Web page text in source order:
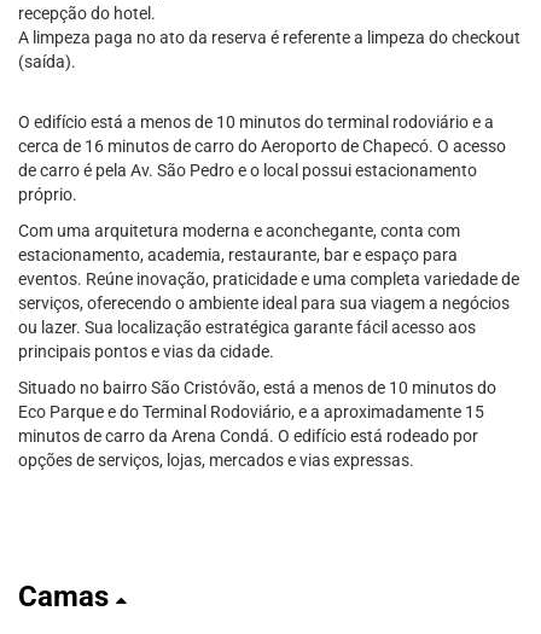
recepção do hotel.
A limpeza paga no ato da reserva é referente a limpeza do checkout
(saída).
O edifício está a menos de 10 minutos do terminal rodoviário e a
cerca de 16 minutos de carro do Aeroporto de Chapecó. O acesso
de carro é pela Av. São Pedro e o local possui estacionamento
próprio.
Com uma arquitetura moderna e aconchegante, conta com
estacionamento, academia, restaurante, bar e espaço para
eventos. Reúne inovação, praticidade e uma completa variedade de
serviços, oferecendo o ambiente ideal para sua viagem a negócios
ou lazer. Sua localização estratégica garante fácil acesso aos
principais pontos e vias da cidade.
Situado no bairro São Cristóvão, está a menos de 10 minutos do
Eco Parque e do Terminal Rodoviário, e a aproximadamente 15
minutos de carro da Arena Condá. O edifício está rodeado por
opções de serviços, lojas, mercados e vias expressas.
Camas